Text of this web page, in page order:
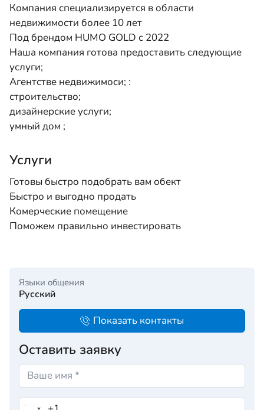
Компания специализируется в области
недвижимости более 10 лет
Под брендом HUMO GOLD с 2022
Наша компания готова предоставить следующие
услуги;
Агентстве недвижимоси; :
строительство;
дизайнерские услуги;
умный дом ;
Услуги
Готовы быстро подобрать вам обект
Быстро и выгодно продать
Комерческие помещение
Поможем правильно инвестировать
Языки общения
Русский
Показать контакты
Оставить заявку